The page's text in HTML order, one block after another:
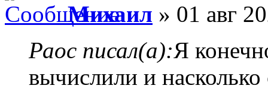
Михаил » 01 авг
Раос писал(а):Я
вычислили и